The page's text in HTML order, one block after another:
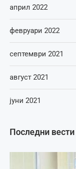
Последни вести
април 2022
февруари 2022
септември 2021
август 2021
јуни 2021